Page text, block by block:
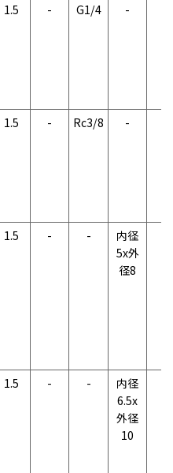
1.5 - G1/4 -
1.5 - Rc3/8 -
1.5 - -
内径
5x外
径8
1.5 - -
内径
6.5x
外径
10